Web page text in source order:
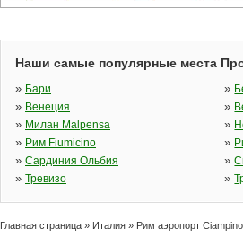
Наши самые популярные места
» Бари »
» Венеция »
» Милан Malpensa »
» Рим Fiumicino »
» Сардиния Ольбия »
» Тревизо »
Главная страница » Италия » Рим аэропорт Ciampino